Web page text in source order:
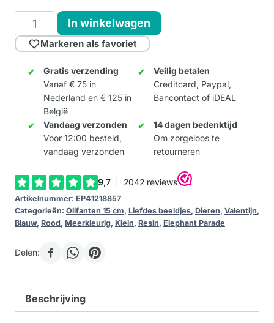
Love
is
in
the
aantal
In winkelwagen
Markeren als favoriet
Gratis verzending
Vanaf € 75 in
Nederland en € 125 in
België
Veilig betalen
Creditcard, Paypal,
Bancontact of iDEAL
Vandaag verzonden
Voor 12:00 besteld,
vandaag verzonden
14 dagen bedenktijd
Om zorgeloos te
retourneren
Artikelnummer: EP41218857
Categorieën: Olifanten 15 cm, Liefdes beeldjes, Dieren, Valentijn,
Blauw, Rood, Meerkleurig, Klein, Resin, Elephant Parade
Delen:
Beschrijving